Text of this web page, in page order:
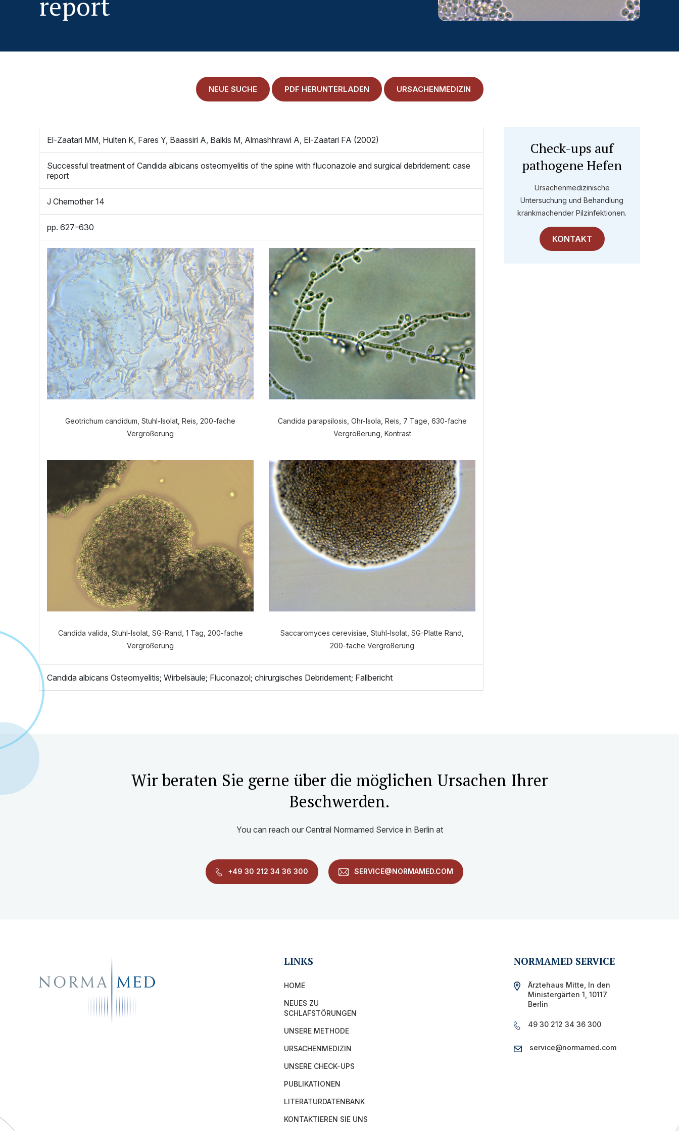
LITERATURDATENBANK MIKROBIOLOGIE
NEUE SUCHE PDF HERUNTERLADEN URSACHENMEDIZIN
El-Zaatari MM, Hulten K, Fares Y, Baassiri A, Balkis M, Almashhrawi A, El-Zaatari FA (2002)
Successful treatment of Candida albicans osteomyelitis of the spine with fluconazole and surgical debridement: case
report
J Chemother 14
pp. 627–630
Geotrichum candidum, Stuhl-Isolat, Reis, 200-fache
Vergrößerung
Candida parapsilosis, Ohr-Isola, Reis, 7 Tage, 630-fache
Vergrößerung, Kontrast
Candida valida, Stuhl-Isolat, SG-Rand, 1 Tag, 200-fache
Vergrößerung
Saccaromyces cerevisiae, Stuhl-Isolat, SG-Platte Rand,
200-fache Vergrößerung
Candida albicans Osteomyelitis; Wirbelsäule; Fluconazol; chirurgisches Debridement; Fallbericht
Check-ups auf
pathogene Hefen
Ursachenmedizinische
Untersuchung und Behandlung
krankmachender Pilzinfektionen.
KONTAKT
Welche Anamnese möchten Sie durchführen?
VERDAUUNGSANAMNESE NORMALE ANAMNESE
Wir beraten Sie gerne über die möglichen Ursachen Ihrer
Beschwerden.
You can reach our Central Normamed Service in Berlin at
+49 30 212 34 36 300 SERVICE@NORMAMED.COM
LINKS
HOME
NEUES ZU
SCHLAFSTÖRUNGEN
UNSERE METHODE
URSACHENMEDIZIN
UNSERE CHECK-UPS
PUBLIKATIONEN
LITERATURDATENBANK
KONTAKTIEREN SIE UNS
NORMAMED SERVICE
Ärztehaus Mitte, In den
Ministergärten 1, 10117
Berlin
49 30 212 34 36 300
service@normamed.com